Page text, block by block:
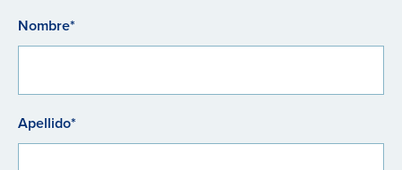
Nombre*
Apellido*